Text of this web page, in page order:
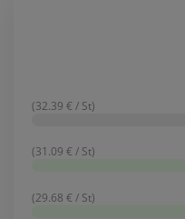
(32.39 € / St)
(31.09 € / St)
(29.68 € / St)